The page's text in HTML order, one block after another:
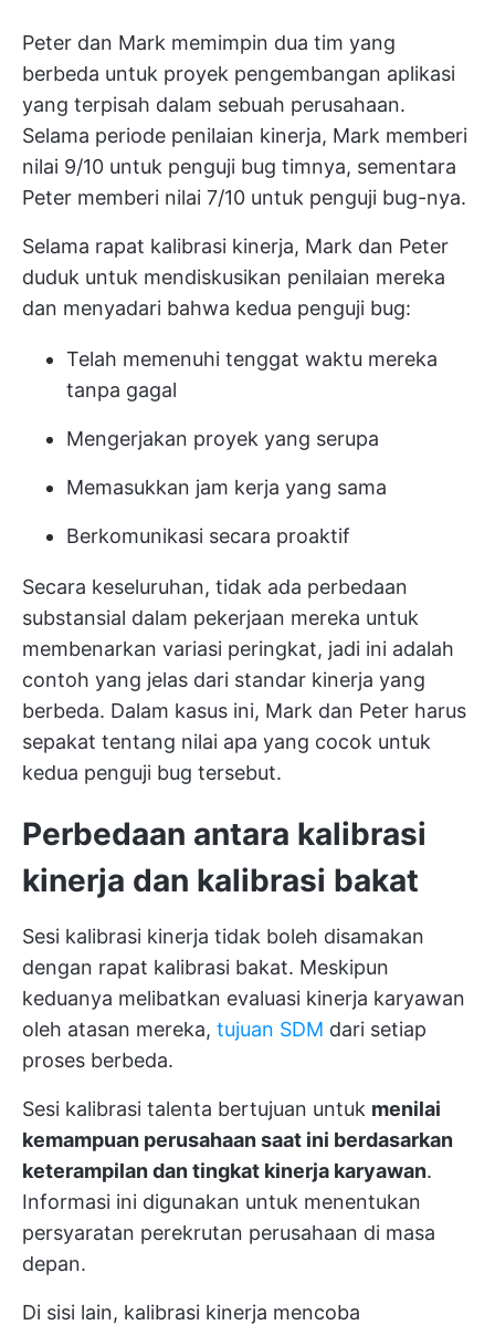
Peter dan Mark memimpin dua tim yang
berbeda untuk proyek pengembangan aplikasi
yang terpisah dalam sebuah perusahaan.
Selama periode penilaian kinerja, Mark memberi
nilai 9/10 untuk penguji bug timnya, sementara
Peter memberi nilai 7/10 untuk penguji bug-nya.
Selama rapat kalibrasi kinerja, Mark dan Peter
duduk untuk mendiskusikan penilaian mereka
dan menyadari bahwa kedua penguji bug:
Telah memenuhi tenggat waktu mereka
tanpa gagal
Mengerjakan proyek yang serupa
Memasukkan jam kerja yang sama
Berkomunikasi secara proaktif
Secara keseluruhan, tidak ada perbedaan
substansial dalam pekerjaan mereka untuk
membenarkan variasi peringkat, jadi ini adalah
contoh yang jelas dari standar kinerja yang
berbeda. Dalam kasus ini, Mark dan Peter harus
sepakat tentang nilai apa yang cocok untuk
kedua penguji bug tersebut.
Perbedaan antara kalibrasi
kinerja dan kalibrasi bakat
Sesi kalibrasi kinerja tidak boleh disamakan
dengan rapat kalibrasi bakat. Meskipun
keduanya melibatkan evaluasi kinerja karyawan
oleh atasan mereka, tujuan SDM dari setiap
proses berbeda.
Sesi kalibrasi talenta bertujuan untuk menilai
kemampuan perusahaan saat ini berdasarkan
keterampilan dan tingkat kinerja karyawan.
Informasi ini digunakan untuk menentukan
persyaratan perekrutan perusahaan di masa
depan.
Di sisi lain, kalibrasi kinerja mencoba